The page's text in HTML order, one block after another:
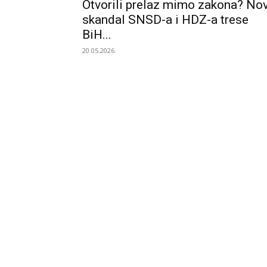
Otvorili prelaz mimo zakona?
skandal SNSD-a i HDZ-a trese
BiH...
20.05.2026.